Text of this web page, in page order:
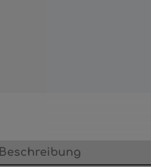
Beschreibung